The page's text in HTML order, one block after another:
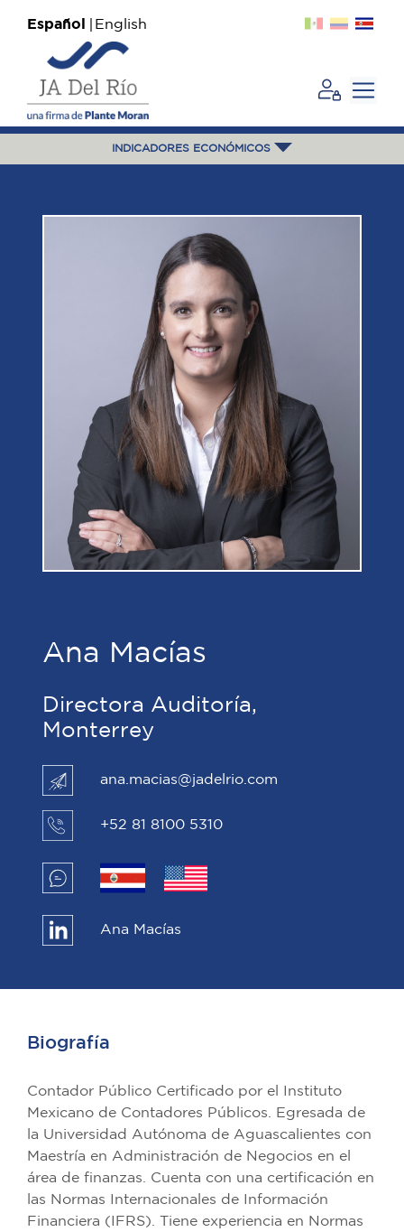
Español English
INDICADORES ECONÓMICOS
Ana Macías
Directora Auditoría,
Monterrey
ana.macias@jadelrio.com
+52 81 8100 5310
Ana Macías
Biografía
Contador Público Certificado por el Instituto
Mexicano de Contadores Públicos. Egresada de
la Universidad Autónoma de Aguascalientes con
Maestría en Administración de Negocios en el
área de finanzas. Cuenta con una certificación en
las Normas Internacionales de Información
Financiera (IFRS). Tiene experiencia en Normas